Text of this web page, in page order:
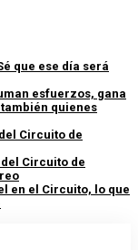
que ese día será
esfuerzos, gana
quienes
Circuito de
Circuito de
en el Circuito, lo que